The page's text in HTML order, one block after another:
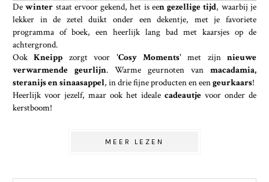
Dewinter staat ervoor gekend, het is een gezellige tijd, waarbij je
lekker in de zetel duikt onder een dekentje, met je favoriete
programma of boek, een heerlijk lang bad met kaarsjes op de
achtergrond.
OokKneipp zorgt voor 'Cosy Moments'met zijn nieuwe
verwarmende geurlijn. Warme geurnoten van macadamia,
steranijs en sinaasappel, in drie fijne producten en eengeurkaars!
Heerlijk voor jezelf, maar ook het ideale cadeautje voor onder de
kerstboom!
MEER LEZEN